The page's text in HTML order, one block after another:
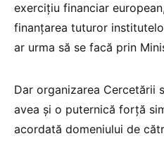
exercițiu financiar
finanțarea tuturor
ar urma să se facă prin
Dar organizarea Cercetării
avea și o puternică forță
acordată domeniului de